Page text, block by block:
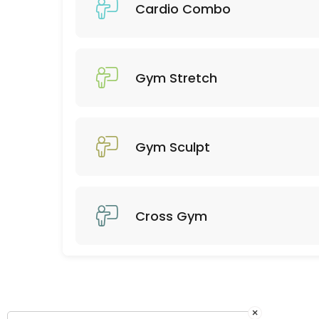
Cardio Combo
Gym Stretch
Gym Sculpt
Cross Gym
×